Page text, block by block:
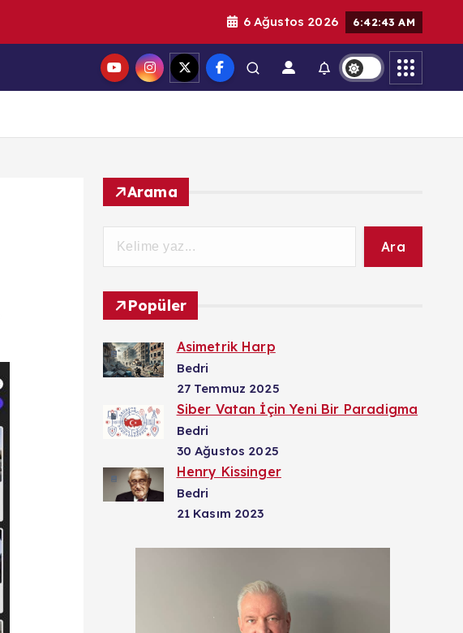
6 Ağustos 2026 6:42:44 AM
Arama
Ara
Popüler
Asimetrik Harp
Bedri
27 Temmuz 2025
Siber Vatan İçin Yeni Bir Paradigma
Bedri
30 Ağustos 2025
Henry Kissinger
Bedri
21 Kasım 2023